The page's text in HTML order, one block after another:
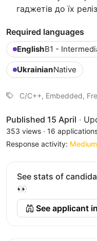
гаджетів до їх
Required languages
EnglishB1 -
UkrainianNative
C/C++, Embedded,
Published 15 April ·
353 views · 16
Response activity: Medium
See stats of
👀
See applicant